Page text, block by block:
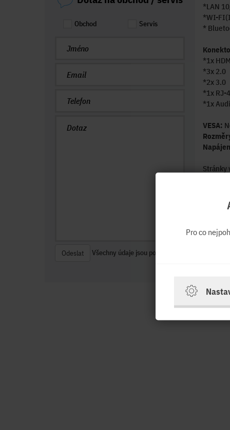
*LAN
*WI-
*
*1x
*3x 2.0
*2x 3.0
*1x RJ-
*1x
VESA:
Stránky
http://
Obchod Servis
Odeslat Všechny údaje jsou povinné.
Pro co